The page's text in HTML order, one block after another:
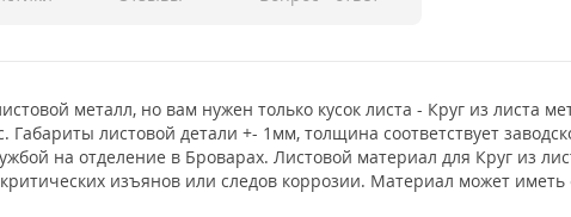
металл, но вам нужен только кусок листа - Круг из листа
Габариты листовой детали +- 1мм, толщина соответствует
на отделение в Броварах. Листовой материал для Круг из
критических изъянов или следов коррозии. Материал может